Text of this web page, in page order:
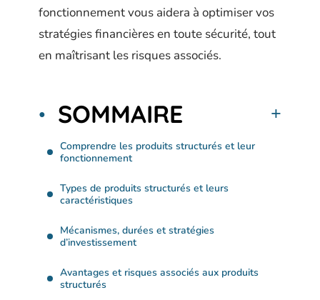
fonctionnement vous aidera à optimiser vos
stratégies financières en toute sécurité, tout
en maîtrisant les risques associés.
SOMMAIRE
Comprendre les produits structurés et leur
fonctionnement
Types de produits structurés et leurs
caractéristiques
Mécanismes, durées et stratégies
d’investissement
Avantages et risques associés aux produits
structurés